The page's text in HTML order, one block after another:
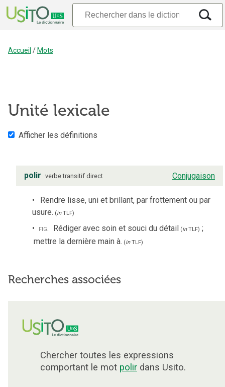
Accueil / Mots
Unité lexicale
Afficher les définitions
polir verbe transitif direct Conjugaison
Rendre lisse, uni et brillant, par frottement ou par
usure. (inTLF)
fig. Rédiger avec soin et souci du détail (inTLF) ;
mettre la dernière main à. (inTLF)
Recherches associées
Chercher toutes les expressions
comportant le mot polir dans Usito.